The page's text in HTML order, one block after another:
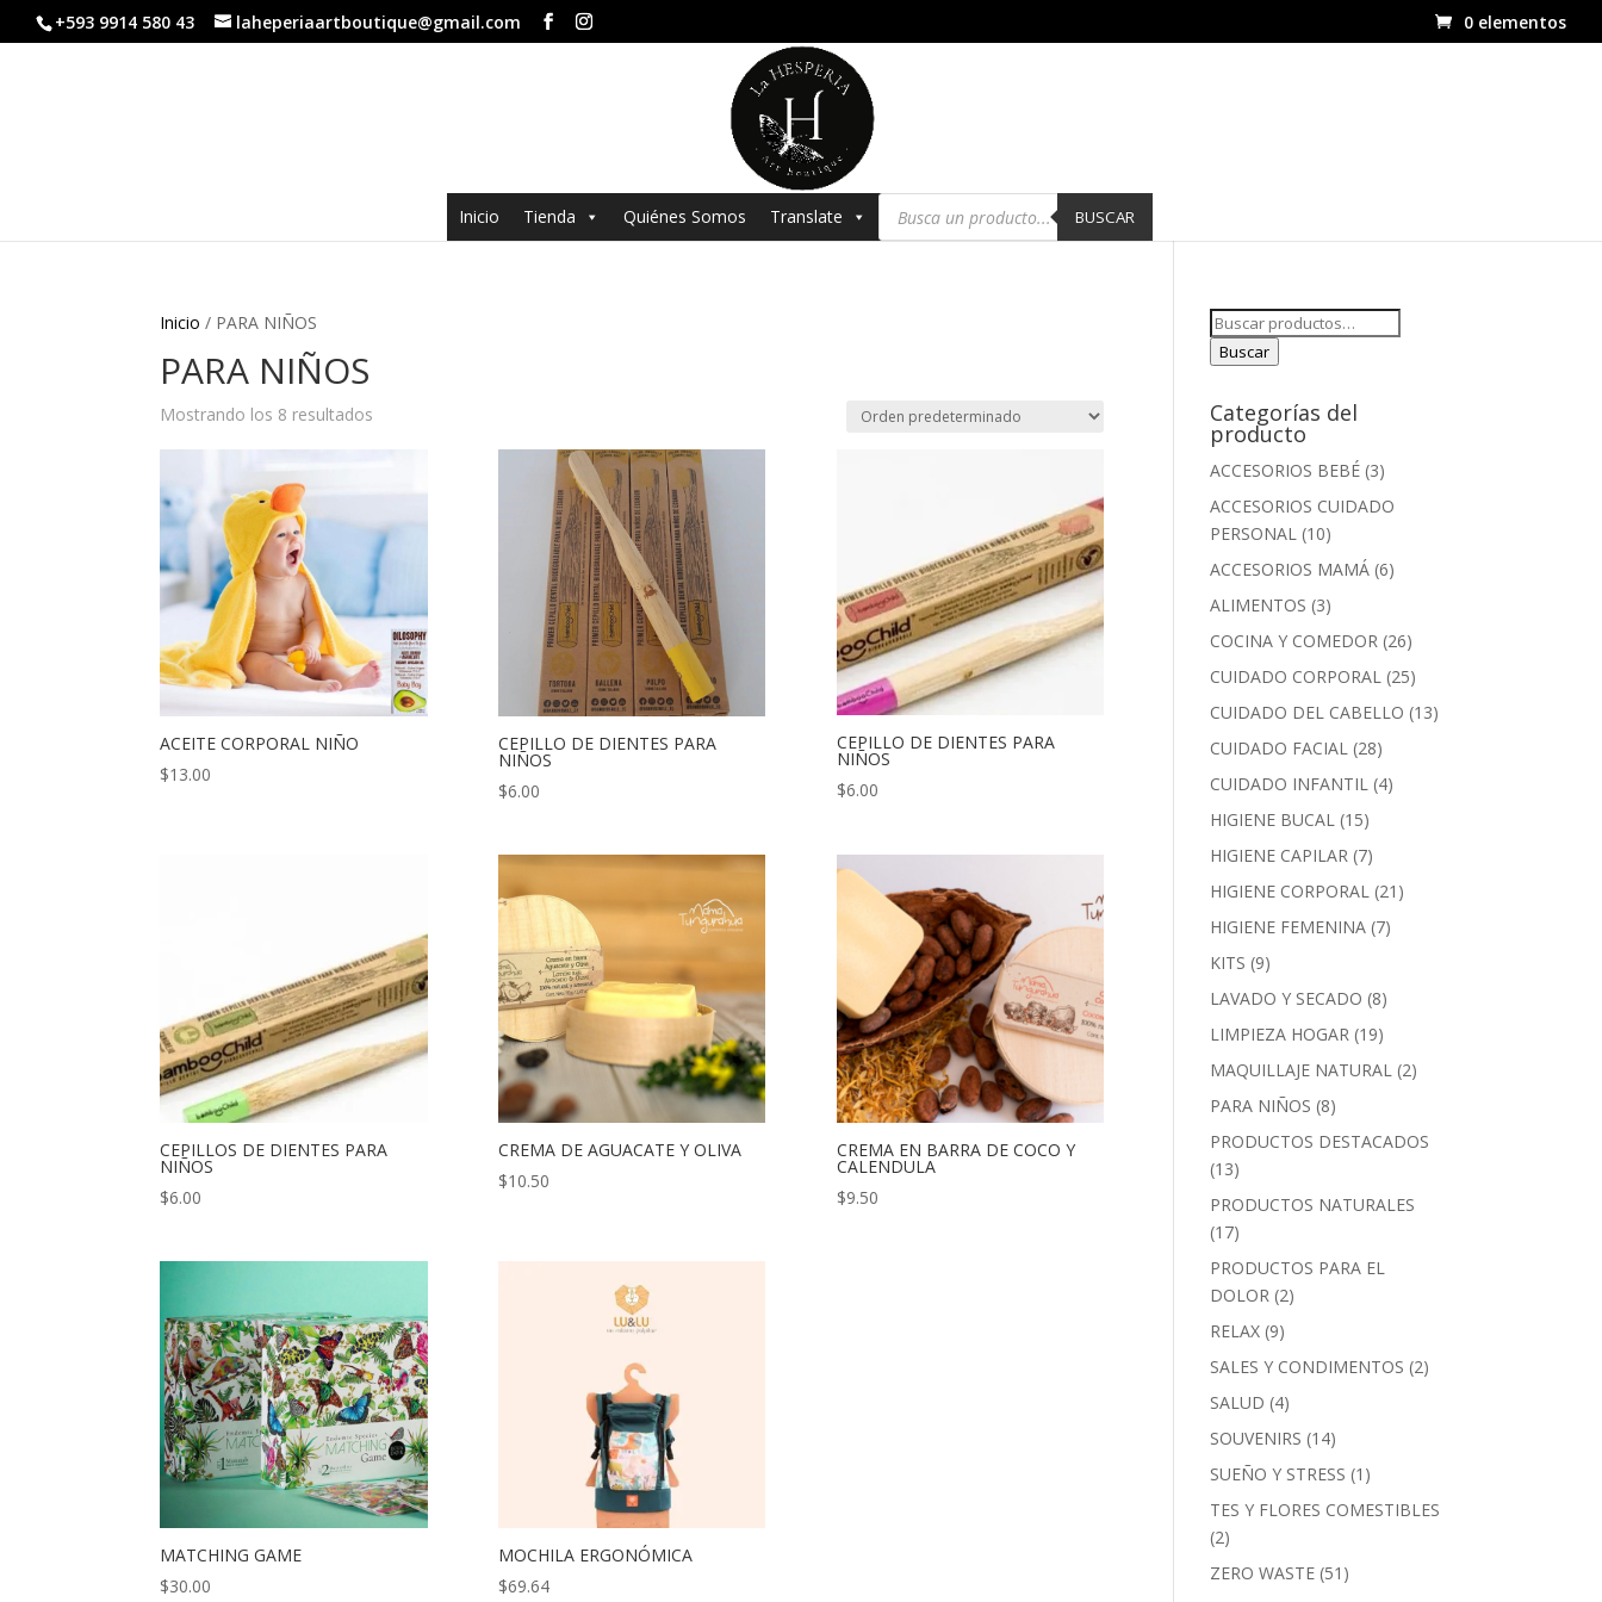
+593 9914 580 43 laheperiaartboutique@gmail.com 0 elementos
Inicio Tienda Quiénes Somos Translate
Búsqueda
productos
BUSCAR
Inicio / PARA NIÑOS
PARA NIÑOS
Mostrando los 8 resultados
ACEITE CORPORAL NIÑO
$13.00
CEPILLO DE DIENTES PARA
NIÑOS
$6.00
CEPILLO DE DIENTES PARA
NIÑOS
$6.00
CEPILLOS DE DIENTES PARA
NIÑOS
$6.00
CREMA DE AGUACATE Y OLIVA
$10.50
CREMA EN BARRA DE COCO Y
CALENDULA
$9.50
MATCHING GAME
$30.00
MOCHILA ERGONÓMICA
$69.64
Buscar
por:
Buscar
Categorías del
producto
ACCESORIOS BEBÉ (3)
ACCESORIOS CUIDADO
PERSONAL (10)
ACCESORIOS MAMÁ (6)
ALIMENTOS (3)
COCINA Y COMEDOR (26)
CUIDADO CORPORAL (25)
CUIDADO DEL CABELLO (13)
CUIDADO FACIAL (28)
CUIDADO INFANTIL (4)
HIGIENE BUCAL (15)
HIGIENE CAPILAR (7)
HIGIENE CORPORAL (21)
HIGIENE FEMENINA (7)
KITS (9)
LAVADO Y SECADO (8)
LIMPIEZA HOGAR (19)
MAQUILLAJE NATURAL (2)
PARA NIÑOS (8)
PRODUCTOS DESTACADOS
(13)
PRODUCTOS NATURALES
(17)
PRODUCTOS PARA EL
DOLOR (2)
RELAX (9)
SALES Y CONDIMENTOS (2)
SALUD (4)
SOUVENIRS (14)
SUEÑO Y STRESS (1)
TES Y FLORES COMESTIBLES
(2)
ZERO WASTE (51)